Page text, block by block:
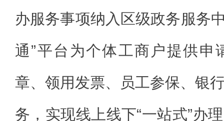
办服务事项纳入区级政务服务
通”平台为个体工商户提供申
章、领用发票、员工参保、银
务，实现线上线下“一站式”办